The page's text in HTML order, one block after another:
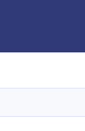
content